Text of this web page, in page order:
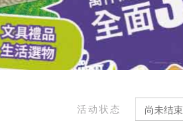
活动状态 尚未结束